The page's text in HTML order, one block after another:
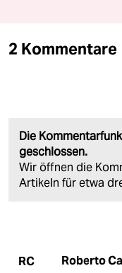
2 Kommentare
Die
geschlossen.
Wir öffnen die
Artikeln für etwa
RC Roberto